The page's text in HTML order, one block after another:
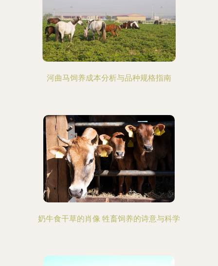
河曲马饲养成本分析与品种规格指南
奶牛食干草的肖像 牲畜饲养的诗意与科学